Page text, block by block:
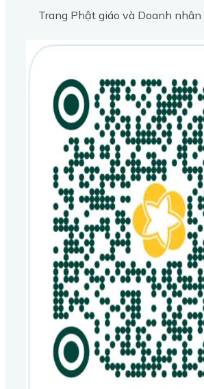
Trang Phật giáo và Doanh